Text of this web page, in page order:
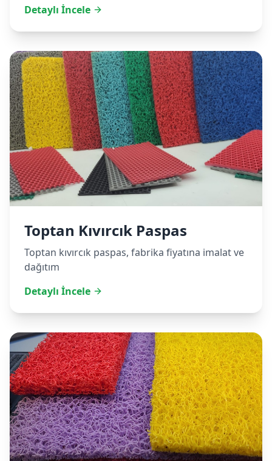
Detaylı İncele
Toptan Kıvırcık Paspas
Toptan kıvırcık paspas, fabrika fiyatına imalat ve
dağıtım
Detaylı İncele